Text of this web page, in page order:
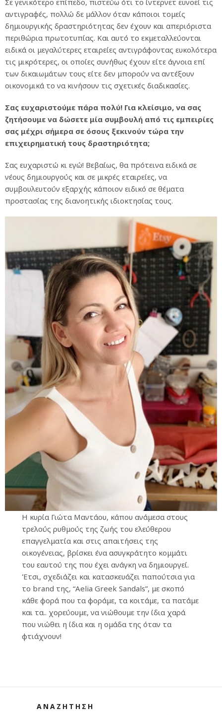
Σε γενικότερο επίπεδο, πιστεύω ότι το ίντερνετ ευνοεί τις
αντιγραφές, πολλώ δε μάλλον όταν κάποιοι τομείς
δημιουργικής δραστηριότητας δεν έχουν και απεριόριστα
περιθώρια πρωτοτυπίας. Και αυτό το εκμεταλλεύονται
ειδικά οι μεγαλύτερες εταιρείες αντιγράφοντας ευκολότερα
τις μικρότερες, οι οποίες συνήθως έχουν είτε άγνοια επί
των δικαιωμάτων τους είτε δεν μπορούν να αντέξουν
οικονομικά το να κινήσουν τις σχετικές διαδικασίες.
Σας ευχαριστούμε πάρα πολύ! Για κλείσιμο, να σας
ζητήσουμε να δώσετε μία συμβουλή από τις εμπειρίες
σας μέχρι σήμερα σε όσους ξεκινούν τώρα την
επιχειρηματική τους δραστηριότητα;
Σας ευχαριστώ κι εγώ! Βεβαίως, θα πρότεινα ειδικά σε
νέους δημιουργούς και σε μικρές εταιρείες, να
συμβουλευτούν εξαρχής κάποιον ειδικό σε θέματα
προστασίας της διανοητικής ιδιοκτησίας τους.
Η κυρία Γιώτα Μαντάου, κάπου ανάμεσα στους
τρελούς ρυθμούς της ζωής του ελεύθερου
επαγγελματία και στις απαιτήσεις της
οικογένειας, βρίσκει ένα ασυγκράτητο κομμάτι
του εαυτού της που έχει ανάγκη να δημιουργεί.
Έτσι, σχεδιάζει και κατασκευάζει παπούτσια για
το brand της, “Aelia Greek Sandals”, με σκοπό
κάθε φορά που τα φοράμε, τα κοιτάμε, τα πατάμε
και τα.. χορεύουμε, να νιώθουμε την ίδια χαρά
που νιώθει η ίδια και η ομάδα της όταν τα
φτιάχνουν!
ΑΝΑΖΗΤΗΣΗ